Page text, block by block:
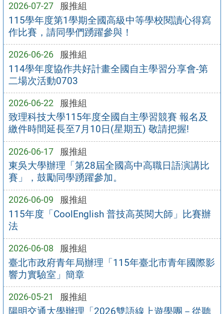
2026-07-27 服推組
115學年度第1學期全國高級中等學校閱讀心得寫
作比賽，請同學們踴躍參與！
2026-06-26 服推組
114學年度協作共好計畫全國自主學習分享會-第
二場次活動0703
2026-06-22 服推組
致理科技大學115年度全國自主學習競賽 報名及
繳件時間延長至7月10日(星期五) 敬請把握!
2026-06-17 服推組
東吳大學辦理「第28屆全國高中高職日語演講比
賽」，鼓勵同學踴躍參加。
2026-06-09 服推組
115年度「CoolEnglish 普技高英閱大師」比賽辦
法
2026-06-08 服推組
臺北市政府青年局辦理「115年臺北市青年國際影
響力實驗室」簡章
2026-05-21 服推組
陽明交通大學辦理「2026雙語線上遊學團－從聽